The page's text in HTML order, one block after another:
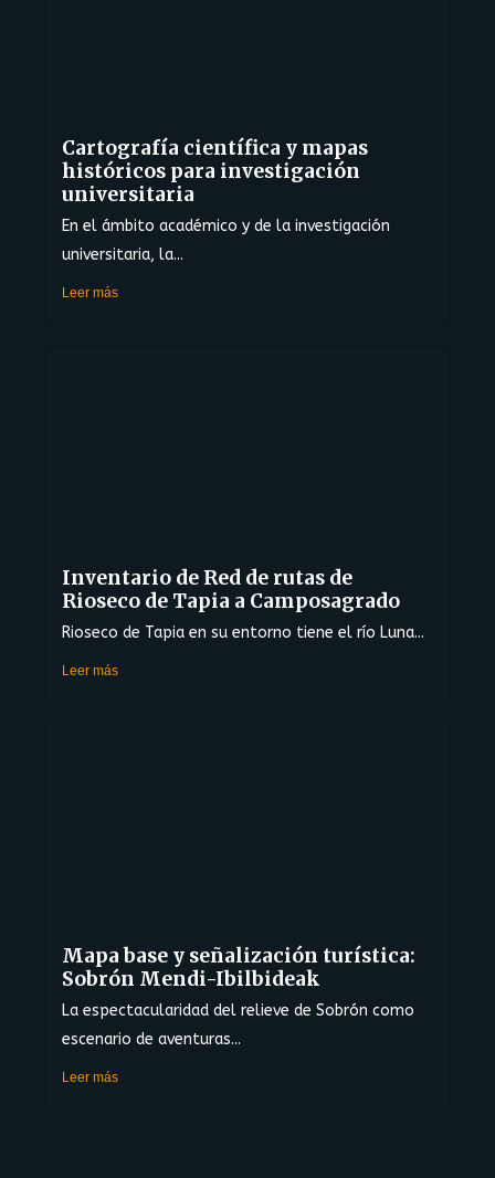
Cartografía científica y mapas
históricos para investigación
universitaria
En el ámbito académico y de la investigación
universitaria, la...
Leer más
Inventario de Red de rutas de
Rioseco de Tapia a Camposagrado
Rioseco de Tapia en su entorno tiene el río Luna...
Leer más
Mapa base y señalización turística:
Sobrón Mendi-Ibilbideak
La espectacularidad del relieve de Sobrón como
escenario de aventuras...
Leer más